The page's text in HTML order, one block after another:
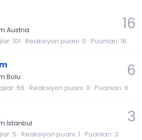
16
Austria
101 Reaksiyon puanı 0 Puanları 16
6
Bolu
56 Reaksiyon puanı 0 Puanları 6
3
İstanbul
5 Reaksiyon puanı 1 Puanları 3